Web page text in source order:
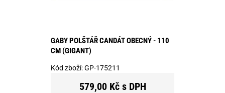
GABY POLŠTÁŘ CANDÁT OBECNÝ - 110
CM (GIGANT)
Kód zboží:GP-175211
579,00 Kč s DPH